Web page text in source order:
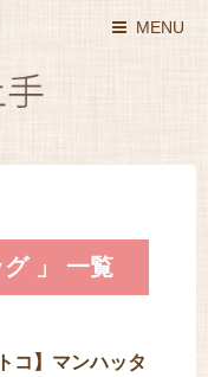
MENU
グ 」 一覧
コ】マンハッタ